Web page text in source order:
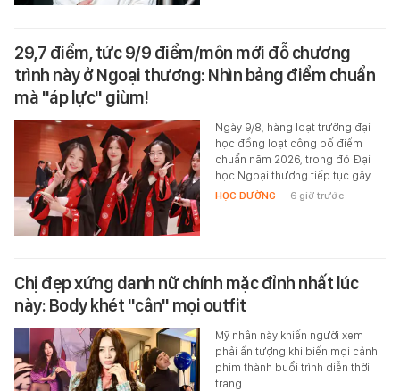
29,7 điểm, tức 9/9 điểm/môn mới đỗ chương
trình này ở Ngoại thương: Nhìn bảng điểm chuẩn
mà "áp lực" giùm!
Ngày 9/8, hàng loạt trường đại
học đồng loạt công bố điểm
chuẩn năm 2026, trong đó Đại
học Ngoại thương tiếp tục gây…
HỌC ĐƯỜNG - 6 giờ trước
Chị đẹp xứng danh nữ chính mặc đỉnh nhất lúc
này: Body khét "cân" mọi outfit
Mỹ nhân này khiến người xem
phải ấn tượng khi biến mọi cảnh
phim thành buổi trình diễn thời
trang.